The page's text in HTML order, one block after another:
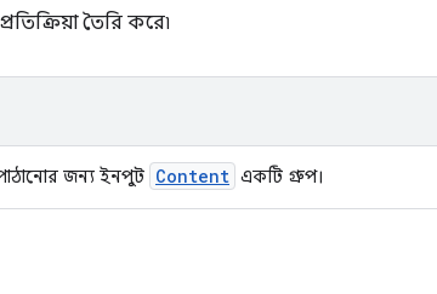
তৈরি করে৷
জন্য ইনপুট Content একটি গ্রুপ।